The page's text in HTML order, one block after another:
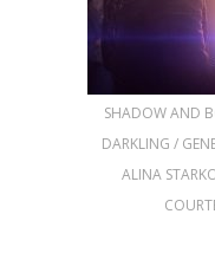
SHADOW AND
DARKLING /
ALINA